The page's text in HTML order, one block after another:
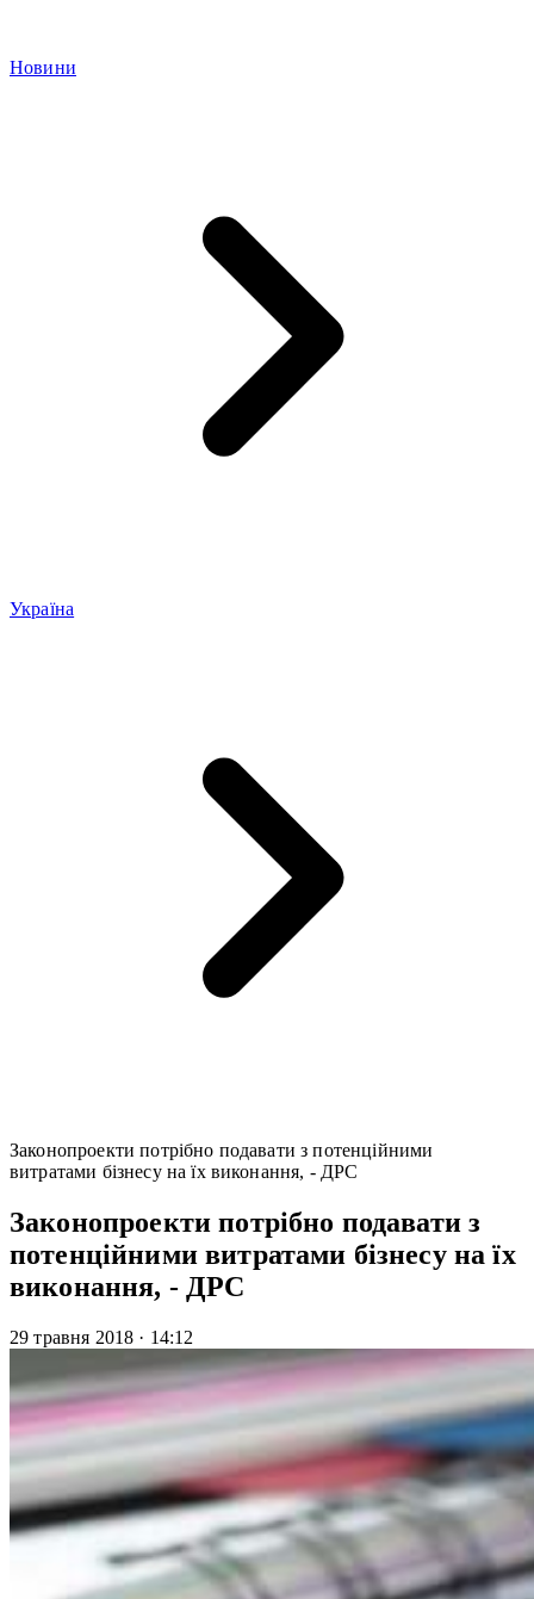
Новини
Україна
Законопроекти потрібно подавати з потенційними
витратами бізнесу на їх виконання, - ДРС
Законопроекти потрібно подавати з
потенційними витратами бізнесу на їх
виконання, - ДРС
29 травня 2018 · 14:12